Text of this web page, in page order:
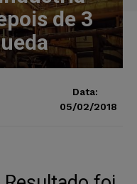
de 3
Data:
05/02/2018